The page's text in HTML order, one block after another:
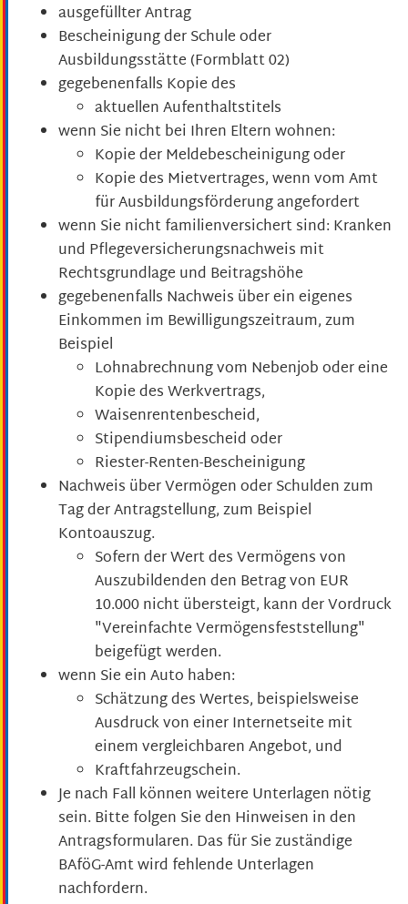
ausgefüllter Antrag
Bescheinigung der Schule oder
Ausbildungsstätte (Formblatt 02)
gegebenenfalls Kopie des
aktuellen Aufenthaltstitels
wenn Sie nicht bei Ihren Eltern wohnen:
Kopie der Meldebescheinigung oder
Kopie des Mietvertrages, wenn vom Amt
für Ausbildungsförderung angefordert
wenn Sie nicht familienversichert sind: Kranken
und Pflegeversicherungsnachweis mit
Rechtsgrundlage und Beitragshöhe
gegebenenfalls Nachweis über ein eigenes
Einkommen im Bewilligungszeitraum, zum
Beispiel
Lohnabrechnung vom Nebenjob oder eine
Kopie des Werkvertrags,
Waisenrentenbescheid,
Stipendiumsbescheid oder
Riester-Renten-Bescheinigung
Nachweis über Vermögen oder Schulden zum
Tag der Antragstellung, zum Beispiel
Kontoauszug.
Sofern der Wert des Vermögens von
Auszubildenden den Betrag von EUR
10.000 nicht übersteigt, kann der Vordruck
"Vereinfachte Vermögensfeststellung"
beigefügt werden.
wenn Sie ein Auto haben:
Schätzung des Wertes, beispielsweise
Ausdruck von einer Internetseite mit
einem vergleichbaren Angebot, und
Kraftfahrzeugschein.
Je nach Fall können weitere Unterlagen nötig
sein. Bitte folgen Sie den Hinweisen in den
Antragsformularen. Das für Sie zuständige
BAföG-Amt wird fehlende Unterlagen
nachfordern.